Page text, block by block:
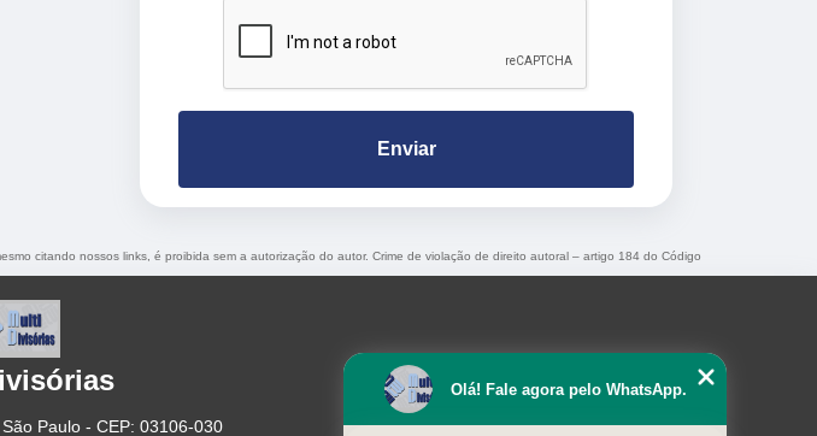
Enviar
citando nossos links, é proibida sem a autorização do autor. Crime de violação de direito autoral – artigo 184 do Código
Paulo - CEP: 03106-030
Olá! Fale agora pelo WhatsApp.